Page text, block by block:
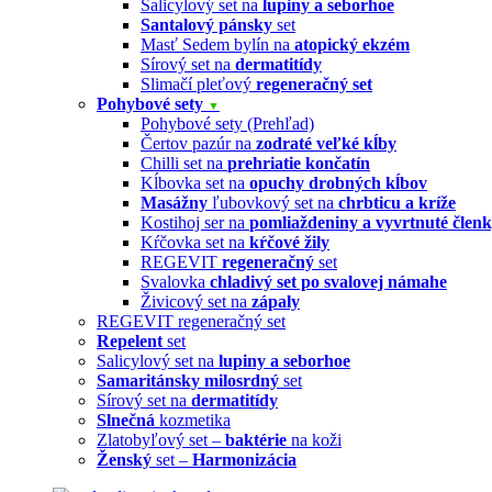
Salicylový set na lupiny a seborhoe
Santalový pánsky set
Masť Sedem bylín na atopický ekzém
Sírový set na dermatitídy
Slimačí pleťový regeneračný set
Pohybové sety ▼
Pohybové sety (Prehľad)
Čertov pazúr na zodraté veľké kĺby
Chilli set na prehriatie končatín
Kĺbovka set na opuchy drobných kĺbov
Masážny ľubovkový set na chrbticu a kríže
Kostihoj ser na pomliaždeniny a vyvrtnuté
Kŕčovka set na kŕčové žily
REGEVIT regeneračný set
Svalovka chladivý set po svalovej námahe
Živicový set na zápaly
REGEVIT regeneračný set
Repelent set
Salicylový set na lupiny a seborhoe
Samaritánsky milosrdný set
Sírový set na dermatitídy
Slnečná kozmetika
Zlatobyľový set – baktérie na koži
Ženský set – Harmonizácia